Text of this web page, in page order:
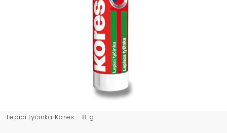
Lepicí tyčinka Kores - 8 g.